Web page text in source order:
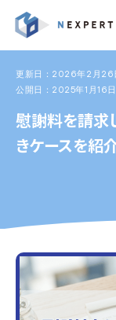
更新日：2026年2月26
公開日：2025年1月16
慰謝料を請求
きケースを紹